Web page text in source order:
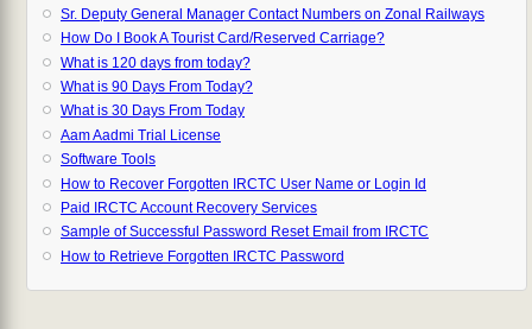
Sr. Deputy General Manager Contact Numbers on Zonal Railways
How Do I Book A Tourist Card/Reserved Carriage?
What is 120 days from today?
What is 90 Days From Today?
What is 30 Days From Today
Aam Aadmi Trial License
Software Tools
How to Recover Forgotten IRCTC User Name or Login Id
Paid IRCTC Account Recovery Services
Sample of Successful Password Reset Email from IRCTC
How to Retrieve Forgotten IRCTC Password